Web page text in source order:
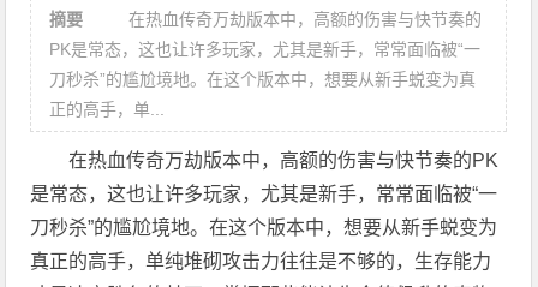
摘要
在热血传奇万劫版本中，高额的伤害与快节奏的
PK是常态，这也让许多玩家，尤其是新手，常常面临被“一
刀秒杀”的尴尬境地。在这个版本中，想要从新手蜕变为真
正的高手，单...
在热血传奇万劫版本中，高额的伤害与快节奏的PK
是常态，这也让许多玩家，尤其是新手，常常面临被“一
刀秒杀”的尴尬境地。在这个版本中，想要从新手蜕变为
真正的高手，单纯堆砌攻击力往往是不够的，生存能力